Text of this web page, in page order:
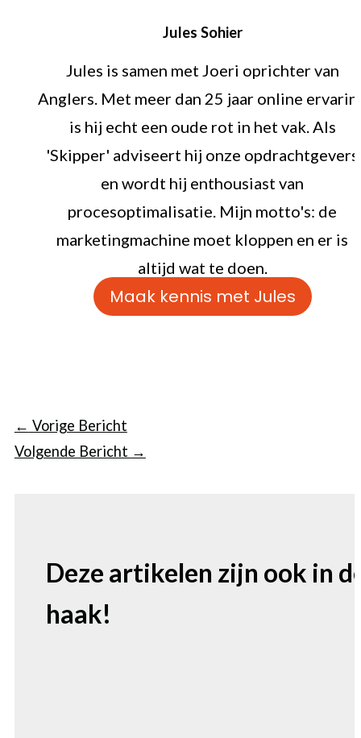
Jules Sohier
Jules is samen met Joeri oprichter van
Anglers. Met meer dan 25 jaar online
is hij echt een oude rot in het vak. Als
'Skipper' adviseert hij onze opdrachtgevers
en wordt hij enthousiast van
procesoptimalisatie. Mijn motto's: de
marketingmachine moet kloppen en er is
altijd wat te doen.
Maak kennis met Jules
← Vorige Bericht
Volgende Bericht →
Deze artikelen zijn ook in
haak!